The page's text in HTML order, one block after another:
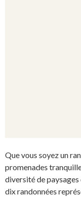
Que vous soyez un
promenades
diversité de
dix randonnées